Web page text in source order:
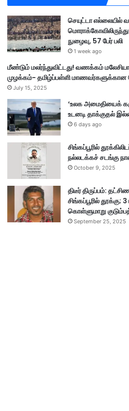
செயுட்டா எல்லையில்
நுழைவு, 57 பேர் பலி
1 week ago
மீண்டும் மலர்ந்துவிட்டது! வணக்கம்
முழக்கம்- தமிழ்ப்பள்ளி மாணவர்களுக்கான
July 15, 2025
‘உலக அமைதியைக்
உடனடி தாக்குதல்
6 days ago
சிங்கப்பூரில்
நல்லடக்கச் சடங்கு
October 9, 2025
திடீர் திருப்பம்:
சிங்கப்பூரில்
கொள்ளுமாறு
September 25, 2025